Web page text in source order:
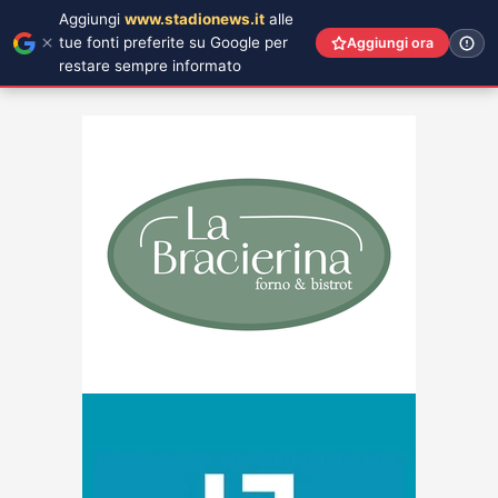
Aggiungi www.stadionews.it alle
tue fonti preferite su Google per
restare sempre informato
Aggiungi ora